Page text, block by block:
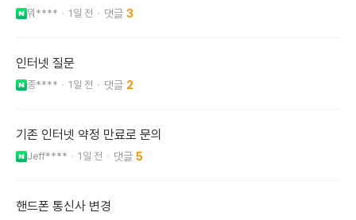
뭐**** 1일 전 3
인터넷 질문
종**** 1일 전 2
기존 인터넷 약정 만료로 문의
Jeff**** 1일 전 5
핸드폰 통신사 변경